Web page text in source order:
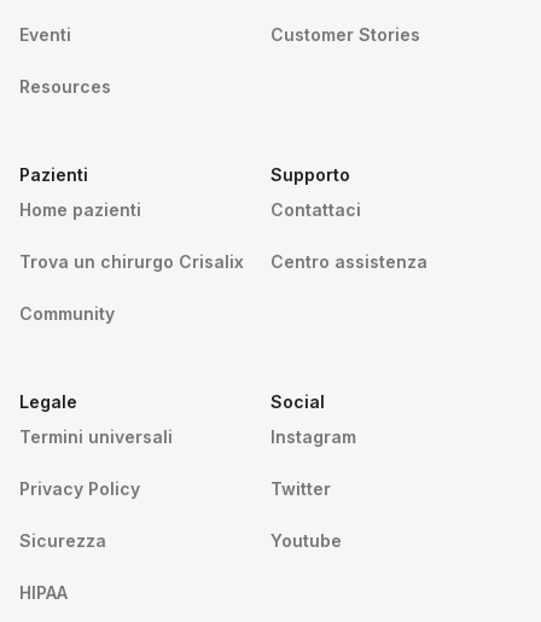
Eventi
Resources
Customer Stories
Pazienti
Home pazienti
Trova un chirurgo Crisalix
Community
Supporto
Contattaci
Centro assistenza
Legale
Termini universali
Privacy Policy
Sicurezza
HIPAA
Social
Instagram
Twitter
Youtube